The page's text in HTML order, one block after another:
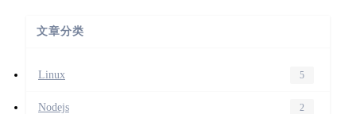
文章分类
Linux 5
Nodejs 2